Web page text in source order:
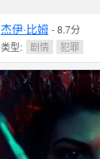
杰伊·比姆 - 8.7分
类型: 剧情 犯罪